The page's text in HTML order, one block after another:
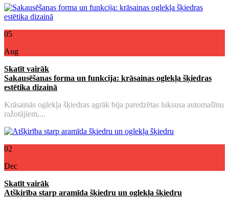
05
Aug
Skatīt vairāk
Sakausēšanas forma un funkcija: krāsainas oglekļa šķiedras
estētika dizainā
Krāsainās oglekļa šķiedras agrāk bija paredzētas luksusa automašīnu
ražotājiem,...
02
Dec
Skatīt vairāk
Atšķirība starp aramīda šķiedru un oglekļa šķiedru